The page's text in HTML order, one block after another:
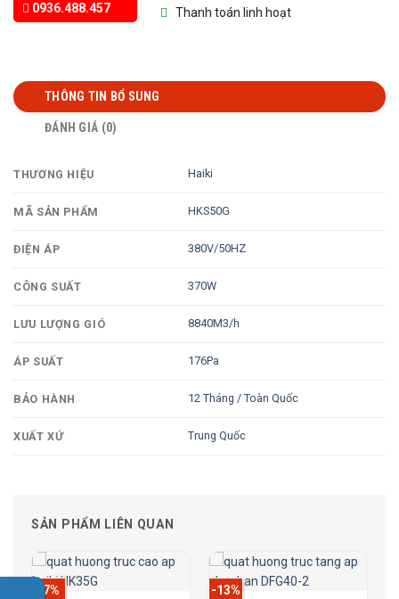
0936.488.457
Thanh toán linh hoạt
THÔNG TIN BỔ SUNG
ĐÁNH GIÁ (0)
THƯƠNG HIỆU Haiki
MÃ SẢN PHẨM HKS50G
ĐIỆN ÁP 380V/50HZ
CÔNG SUẤT 370W
LƯU LƯỢNG GIÓ 8840M3/h
ÁP SUẤT 176Pa
BẢO HÀNH 12 Tháng / Toàn Quốc
XUẤT XỨ Trung Quốc
SẢN PHẨM LIÊN QUAN
-7% -13%